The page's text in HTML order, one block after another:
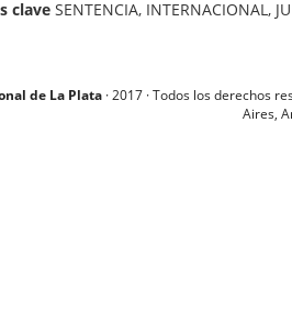
clave SENTENCIA, INTERNACIONAL,
de La Plata · 2017 · Todos los derechos
Aires,